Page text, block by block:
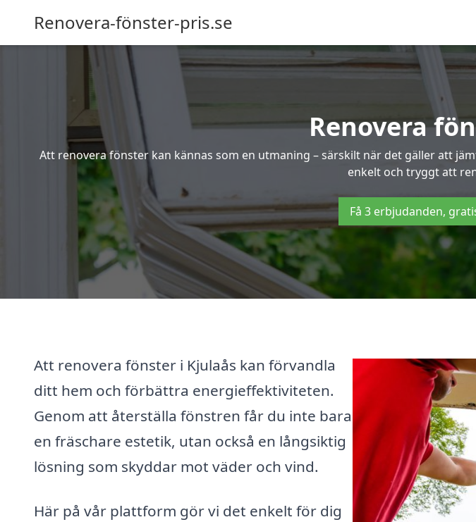
Renovera-fönster-pris.se
Renovera
Att renovera fönster kan kännas som en utmaning – särskilt när det gäller att
enkelt och tryggt att
Få 3 erbjudanden,
Att renovera fönster i Kjulaås kan förvandla
ditt hem och förbättra energieffektiviteten.
Genom att återställa fönstren får du inte bara
en fräschare estetik, utan också en långsiktig
lösning som skyddar mot väder och vind.
Här på vår plattform gör vi det enkelt för dig